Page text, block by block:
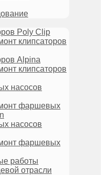
Poly Clip
клипсаторов
Alpina
клипсаторов
насосов
фаршевых
насосов
фаршевых
работы
отрасли